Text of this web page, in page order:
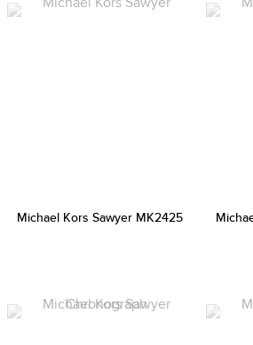
Michael Kors Sawyer MK2425